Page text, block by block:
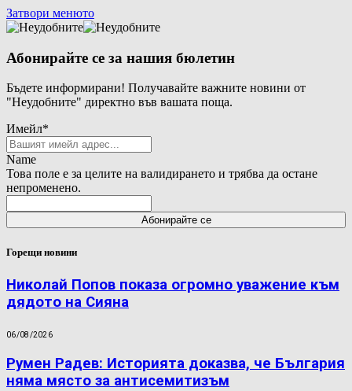
Затвори менюто
Абонирайте се за нашия бюлетин
Бъдете информирани! Получавайте важните новини от
"Неудобните" директно във вашата поща.
Имейл*
Name
Това поле е за целите на валидирането и трябва да остане
непроменено.
Горещи новини
Николай Попов показа огромно уважение към
дядото на Сияна
06/08/2026
Румен Радев: Историята доказва, че България
няма място за антисемитизъм